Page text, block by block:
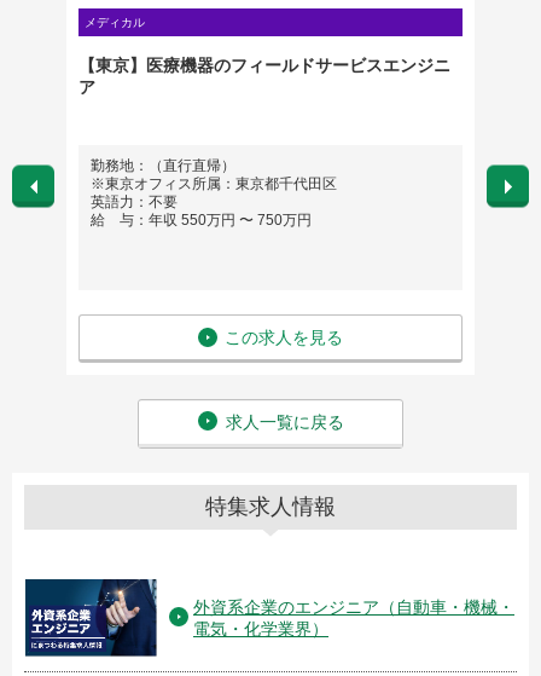
メディカル
【東京】医療機器のフィールドサービスエンジニ
ア
勤務地：（直行直帰）
※東京オフィス所属：東京都千代田区
英語力：不要
給 与：年収 550万円 〜 750万円
この求人を見る
勤務
英語
給
求人一覧に戻る
特集求人情報
外資系企業のエンジニア（自動車・機械・
電気・化学業界）